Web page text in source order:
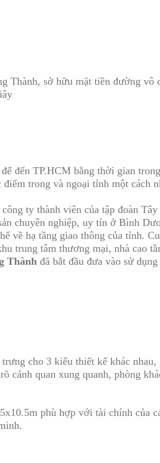
Thành, sở hữu mặt tiền đường vô
đến TP.HCM bằng thời gian
trong và ngoại tỉnh một cách
ty thành viên của tập đoàn Tây
chuyên nghiệp, uy tín ở Bình
về hạ tầng giao thông của tỉnh.
trung tâm thương mại, nhà cao
Thành đã bắt đầu đưa vào sử
cho 3 kiểu thiết kế khác
cảnh quan xung quanh, phòng
phù hợp với tài chính của